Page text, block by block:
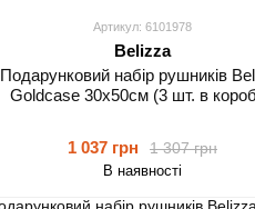
Артикул: 6101978
Belizza
Подарунковий набір рушників
Goldcase 30х50см (3 шт. в
1 307 грн
1 037 грн
В наявності